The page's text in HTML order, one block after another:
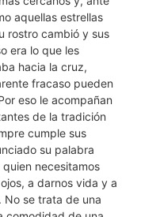
aquellas estrellas
rostro cambió y sus
era lo que les
hacia la cruz,
fracaso pueden
eso le acompañan
de la tradición
cumple sus
su palabra
necesitamos
a darnos vida y a
No se trata de una